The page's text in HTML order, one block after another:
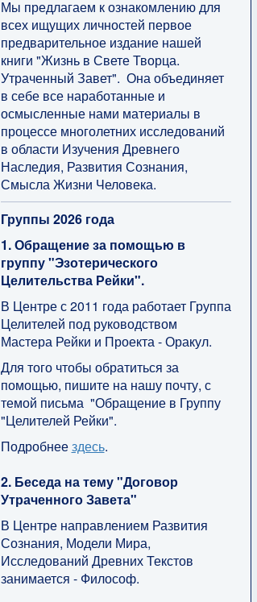
Мы предлагаем к ознакомлению для
всех ищущих личностей первое
предварительное издание нашей
книги "Жизнь в Свете Творца.
Утраченный Завет". Она объединяет
в себе все наработанные и
осмысленные нами материалы в
процессе многолетних исследований
в области Изучения Древнего
Наследия, Развития Сознания,
Смысла Жизни Человека.
Группы 2026 года
1. Обращение за помощью в
группу "Эзотерического
Целительства Рейки".
В Центре с 2011 года работает Группа
Целителей под руководством
Мастера Рейки и Проекта - Оракул.
Для того чтобы обратиться за
помощью, пишите на нашу почту, с
темой письма "Обращение в Группу
"Целителей Рейки".
Подробнеездесь.
2. Беседа на тему "Договор
Утраченного Завета"
В Центре направлением Развития
Сознания, Модели Мира,
Исследований Древних Текстов
занимается - Философ.